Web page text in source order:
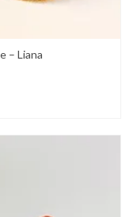
– Liana